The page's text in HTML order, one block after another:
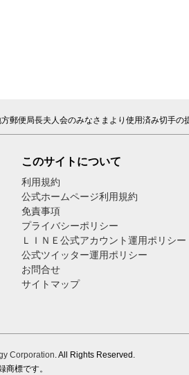
郵便局長夫人会のみなさまより使用済み切手の
このサイトについて
利用規約
公式ホームページ利用規約
免責事項
プライバシーポリシー
ＬＩＮＥ公式アカウント運用ポリシー
公式ツイッター運用ポリシー
お問合せ
サイトマップ
Corporation . All Rights Reserved.
標です。